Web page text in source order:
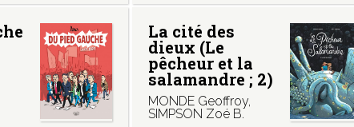
La cité des
dieux (Le
pêcheur et la
salamandre ; 2)
MONDE Geoffroy,
SIMPSON Zoé B.